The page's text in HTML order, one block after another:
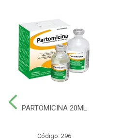
PARTOMICINA 20ML
Código: 296